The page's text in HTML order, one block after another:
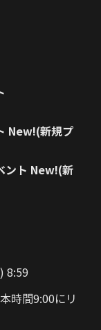
New!(新規プ
ント New!(新
8:59
時間9:00にリ